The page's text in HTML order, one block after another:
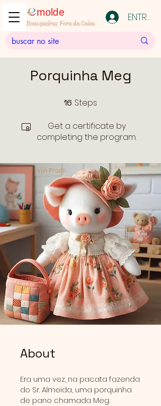
molde
Bonequeiras Fora da Caixa ENTRAR
Porquinha Meg
16 Steps
Get a certificate by
completing the program.
About
Era uma vez, na pacata fazenda
do Sr. Almeida, uma porquinha
de pano chamada Meg.